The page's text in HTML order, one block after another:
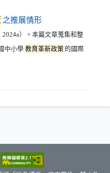
之推展情形（另開新視窗）
）。本篇文章蒐集和整
中小學 教育革新政策 的國際